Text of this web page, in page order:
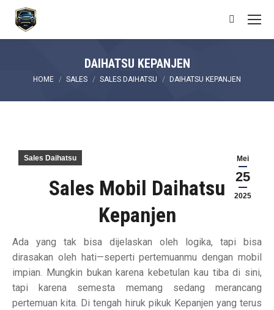
Search:
DAIHATSU KEPANJEN
You are here:
HOME SALES SALES DAIHATSU DAIHATSU KEPANJEN
Mei
25
2025
Sales Daihatsu
Sales Mobil Daihatsu
Kepanjen
Ada yang tak bisa dijelaskan oleh logika, tapi bisa
dirasakan oleh hati—seperti pertemuanmu dengan mobil
impian. Mungkin bukan karena kebetulan kau tiba di sini,
tapi karena semesta memang sedang merancang
pertemuan kita. Di tengah hiruk pikuk Kepanjen yang terus